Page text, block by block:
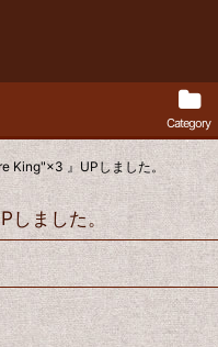
Category
King"×3 』UPしました。
しました。